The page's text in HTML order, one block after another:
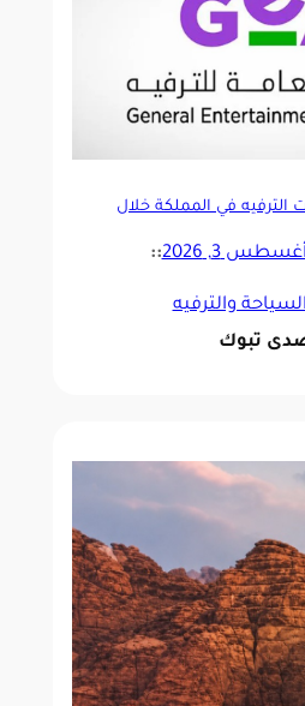
الترفيه في المملكة خلال
3, 2026
::
والترفيه
تبوك